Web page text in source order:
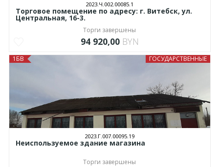
2023.Ч.002.00085.1
Торговое помещение по адресу: г. Витебск, ул.
Центральная, 16-3.
Торги завершены
94 920,00 BYN
ГОСУДАРСТВЕННЫЕ
1БВ
2023.Г.007.00095.19
Неиспользуемое здание магазина
Торги завершены